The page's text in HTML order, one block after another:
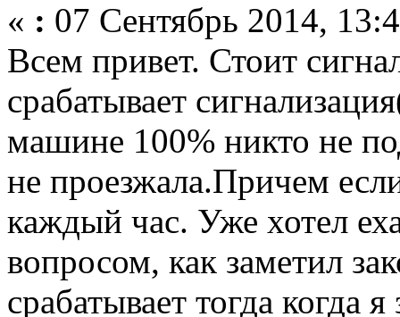
« : 07 Сентябрь 2014,
Всем привет. Стоит
срабатывает
машине 100% никто не
не проезжала.Причем
каждый час. Уже хотел
вопросом, как заметил
срабатывает тогда когда